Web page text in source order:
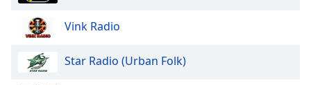
Opacity Vink Radio
Star Radio (Urban Folk)